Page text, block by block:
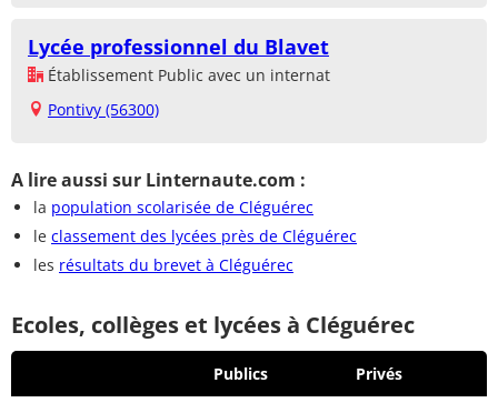
Lycée professionnel du Blavet
Établissement Public avec un internat
Pontivy (56300)
A lire aussi sur Linternaute.com :
la population scolarisée de Cléguérec
le classement des lycées près de Cléguérec
les résultats du brevet à Cléguérec
Ecoles, collèges et lycées à Cléguérec
Publics Privés